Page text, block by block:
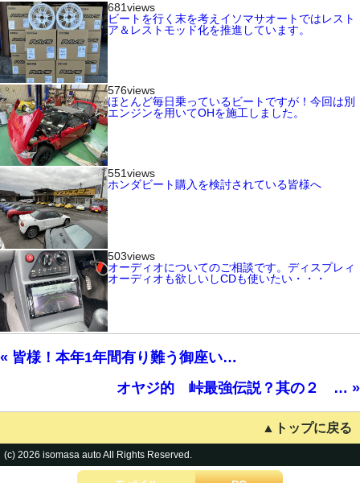
681views
ビートを行く末を考えイソマサオートではレスト
ア＆レストモッド化を推進しています。
576views
ほとんど毎日乗っているビートですが！今回は別
エンジンを用いてOHを施工しました。
551views
ホンダビート購入を検討されている皆様へ
503views
オーディオについてのご相談です。ディスプレィ
オーディオも欲しいしCDも使いたい・・・
« 皆様！本年1年間有り難う御座い…
オヤジ的 峠最強伝説？其の２ … »
▲トップに戻る
(c) 2026 isomasa auto All Rights Reserved.